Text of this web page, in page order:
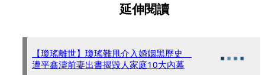
延伸閱讀
【瓊瑤離世】瓊瑤難甩介入婚姻黑歷史
遭平鑫濤前妻出書揭毀人家庭10大內幕